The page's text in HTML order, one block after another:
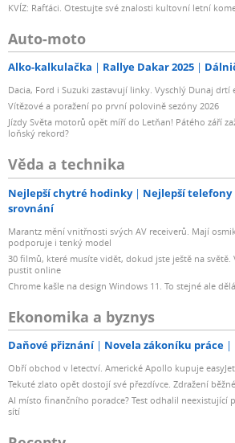
KVÍZ: Rafťáci. Otestujte své znalosti kultovní letní
Auto-moto
Alko-kalkulačka Rallye Dakar 2025
Dacia, Ford i Suzuki zastavují linky. Vyschlý Dunaj drtí
Vítězové a poražení po první polovině sezóny 2026
Jízdy Světa motorů opět míří do Letňan! Pátého září
loňský rekord?
Věda a technika
Nejlepší chytré hodinky Nejlepší telefony
srovnání
Marantz mění vnitřnosti svých AV receiverů. Mají
podporuje i tenký model
30 filmů, které musíte vidět, dokud jste ještě na světě.
pustit online
Chrome kašle na design Windows 11. To stejné ale
Ekonomika a byznys
Daňové přiznání Novela zákoníku práce
Obří obchod v letectví. Americké Apollo kupuje
Tekuté zlato opět dostojí své přezdívce. Zdražení
AI místo finančního poradce? Test odhalil neexistující
sítí